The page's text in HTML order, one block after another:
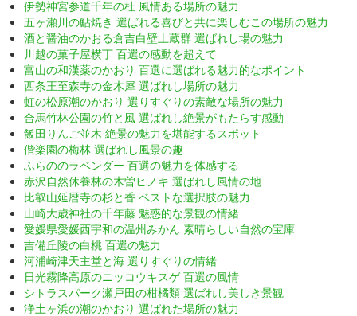
伊勢神宮参道千年の杜 風情ある場所の魅力
五ヶ瀬川の鮎焼き 選ばれる喜びと共に楽しむこの場所の魅力
酒と醤油のかおる倉吉白壁土蔵群 選ばれし場の魅力
川越の菓子屋横丁 百選の感動を超えて
富山の和漢薬のかおり 百選に選ばれる魅力的なポイント
西条王至森寺の金木犀 選ばれし場所の魅力
虹の松原潮のかおり 選りすぐりの素敵な場所の魅力
合馬竹林公園の竹と風 選ばれし絶景がもたらす感動
飯田りんご並木 絶景の魅力を堪能するスポット
偕楽園の梅林 選ばれし風景の趣
ふらののラベンダー 百選の魅力を体感する
赤沢自然休養林の木曽ヒノキ 選ばれし風情の地
比叡山延暦寺の杉と香 ベストな選択肢の魅力
山崎大歳神社の千年藤 魅惑的な景観の情緒
愛媛県愛媛西宇和の温州みかん 素晴らしい自然の宝庫
吉備丘陵の白桃 百選の魅力
河浦崎津天主堂と海 選りすぐりの情緒
日光霧降高原のニッコウキスゲ 百選の風情
シトラスパーク瀬戸田の柑橘類 選ばれし美しき景観
浄土ヶ浜の潮のかおり 選ばれた場所の魅力